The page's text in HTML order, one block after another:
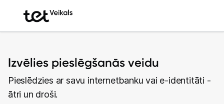
Izvēlies pieslēgšanās veidu
Pieslēdzies ar savu internetbanku vai e-identitāti -
ātri un droši.